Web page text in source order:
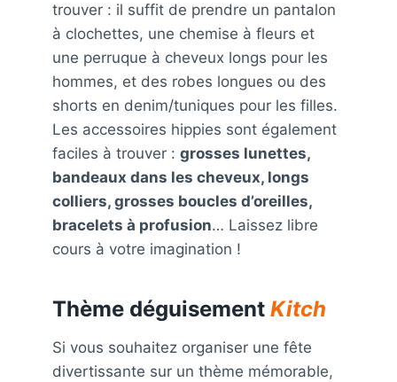
trouver : il suffit de prendre un pantalon
à clochettes, une chemise à fleurs et
une perruque à cheveux longs pour les
hommes, et des robes longues ou des
shorts en denim/tuniques pour les filles.
Les accessoires hippies sont également
faciles à trouver : grosses lunettes,
bandeaux dans les cheveux, longs
colliers, grosses boucles d’oreilles,
bracelets à profusion… Laissez libre
cours à votre imagination !
Thème déguisement Kitch
Si vous souhaitez organiser une fête
divertissante sur un thème mémorable,